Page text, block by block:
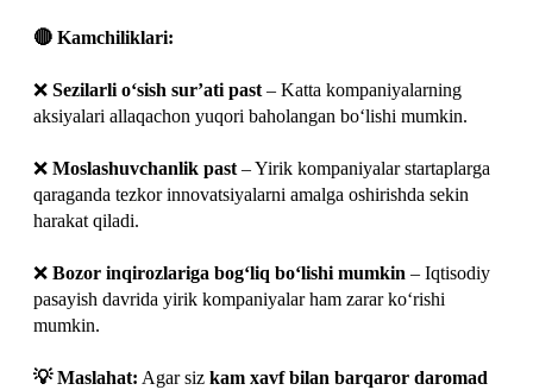
🔴 Kamchiliklari:
❌ Sezilarli o‘sish sur’ati past – Katta kompaniyalarning
aksiyalari allaqachon yuqori baholangan bo‘lishi mumkin.
❌ Moslashuvchanlik past – Yirik kompaniyalar startaplarga
qaraganda tezkor innovatsiyalarni amalga oshirishda sekin
harakat qiladi.
❌ Bozor inqirozlariga bog‘liq bo‘lishi mumkin – Iqtisodiy
pasayish davrida yirik kompaniyalar ham zarar ko‘rishi
mumkin.
💡 Maslahat: Agar siz kam xavf bilan barqaror daromad